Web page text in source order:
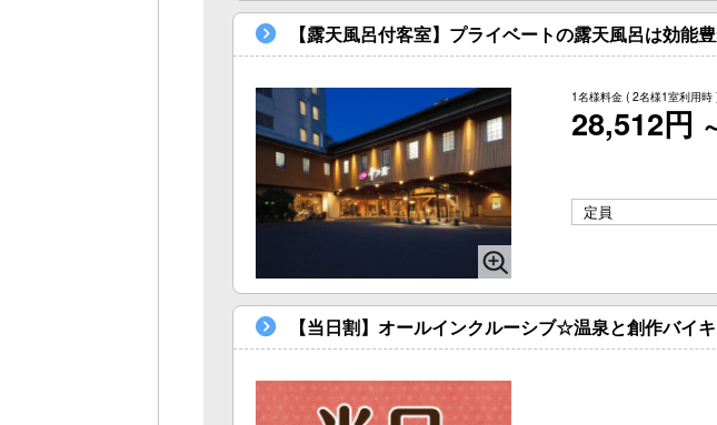
【露天風呂付客室】プライベートの露天風呂は効
1名様料金 ( 2名様1室利用時
28,512円
定員
【当日割】オールインクルーシブ☆温泉と創作バイ